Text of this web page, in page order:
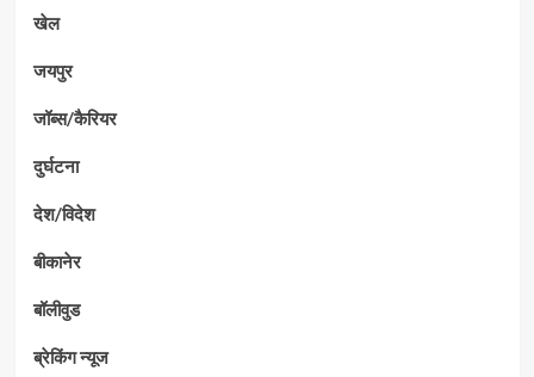
खेल
जयपुर
जॉब्स/कैरियर
दुर्घटना
देश/विदेश
बीकानेर
बॉलीवुड
ब्रेकिंग न्यूज